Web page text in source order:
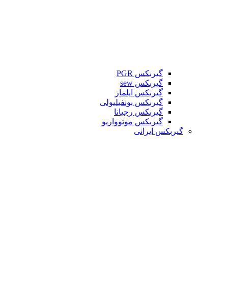
گیربکس PGR
گیربکس sew
گیربکس ایلماز
گیربکس بونفیلیولی
گیربکس رجیانا
گیربکس موتوواریو
گیربکس ایرانی